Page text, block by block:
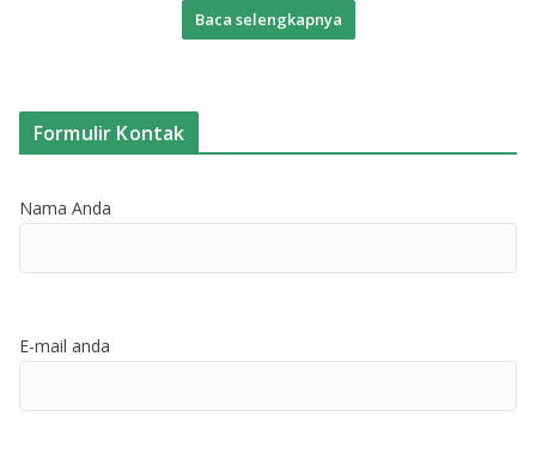
Baca selengkapnya
Formulir Kontak
Nama Anda
E-mail anda